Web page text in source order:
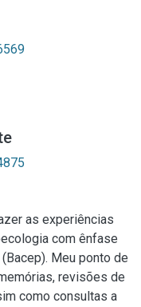
as experiências
com ênfase
Meu ponto de
revisões de
como consultas a